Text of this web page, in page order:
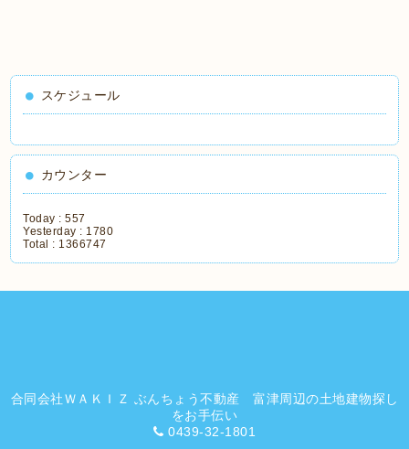
スケジュール
カウンター
Today :557
Yesterday : 1780
Total : 1366747
合同会社ＷＡＫＩＺ ぶんちょう不動産 富津周辺の土地建物探し
をお手伝い
0439-32-1801